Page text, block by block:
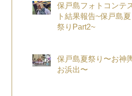
保戸島フォトコンテス
ト結果報告~保戸島夏
祭りPart2~
保戸島夏祭り〜お神輿
お浜出〜